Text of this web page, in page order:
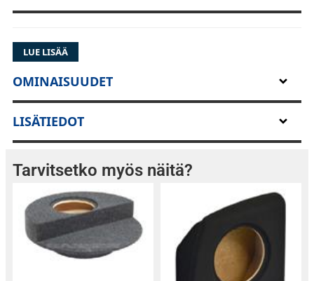
LUE LISÄÄ
OMINAISUUDET
LISÄTIEDOT
Tarvitsetko myös näitä?